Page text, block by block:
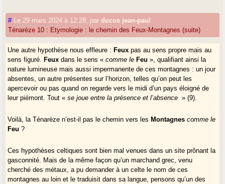
# Le 29 mars 2024 à 12:28 parducos jean-paul
Ténarèze 10 : Etymologie : le chemin des Feux-Montagnes (suite)
Une autre hypothèse nous effleure : Feux pas au sens propre mais au
sens figuré.
Feuxdans le sens «comme le Feu », qualifiant ainsi la
nature lumineuse mais aussi impermanente de ces montagnes : un jour
absentes, un autre présentes sur l’horizon, telles qu’on peut les
apercevoir ou pas quand on regarde vers le midi d’un pays éloigné de
leur piémont. Tout «se joue entre la présence et l’absence » (9).
Voilà, la Ténarèze n’est-il pas le chemin vers les Montagnes comme le
Feu ?
Ces hypothèses celtiques sont bien mal venues dans un site prônant la
gasconnité. Mais de la même façon qu’un marchand grec, venu
cherché des métaux, a pu demander à un celte le nom de ces
montagnes au loin et le traduisit dans sa langue, pensons qu’un des